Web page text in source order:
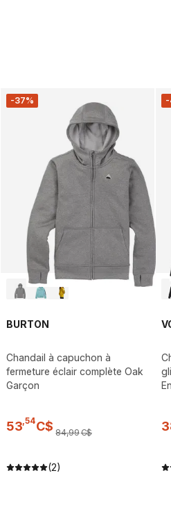
-37%
BURTON
Chandail à capuchon à
fermeture éclair complète Oak
Garçon
53 54C$ 84,99C$
(2)
-